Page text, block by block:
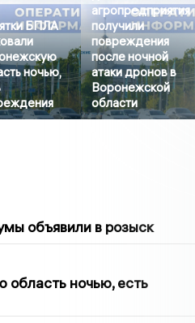
БПЛА
ночью,
агропредприятия
получили
повреждения
после ночной
атаки дронов в
Воронежской
области
объявили в розыск
ночью, есть